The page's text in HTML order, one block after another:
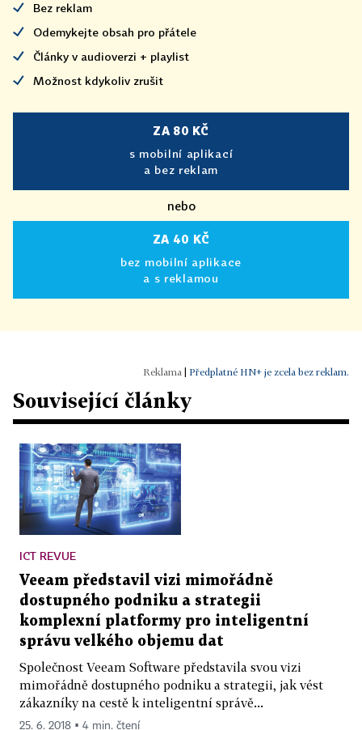
Bez reklam
Odemykejte obsah pro přátele
Články v audioverzi + playlist
Možnost kdykoliv zrušit
ZA 80 KČ
s mobilní aplikací
a bez reklam
nebo
ZA 40 KČ
bez mobilní aplikace
a s reklamou
Předplatné HN+ je zcela bez reklam.
Související články
ICT REVUE
Veeam představil vizi mimořádně
dostupného podniku a strategii
komplexní platformy pro inteligentní
správu velkého objemu dat
Společnost Veeam Software představila svou vizi
mimořádně dostupného podniku a strategii, jak vést
zákazníky na cestě k inteligentní správě...
25. 6. 2018 ▪ 4 min. čtení